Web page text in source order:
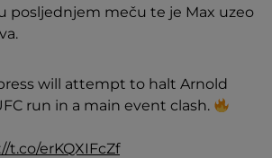
posljednjem meču te je Max uzeo
will attempt to halt Arnold
run in a main event clash.
t.co/erKQXIFcZf